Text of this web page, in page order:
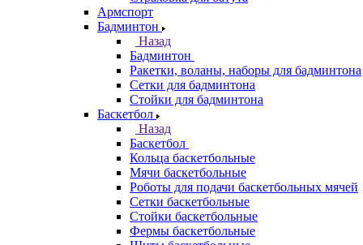
Армспорт
Бадминтон
Назад
Бадминтон
Ракетки, воланы, наборы для бадминтона
Сетки для бадминтона
Стойки для бадминтона
Баскетбол
Назад
Баскетбол
Кольца баскетбольные
Мячи баскетбольные
Роботы для подачи баскетбольных мячей
Сетки баскетбольные
Стойки баскетбольные
Фермы баскетбольные